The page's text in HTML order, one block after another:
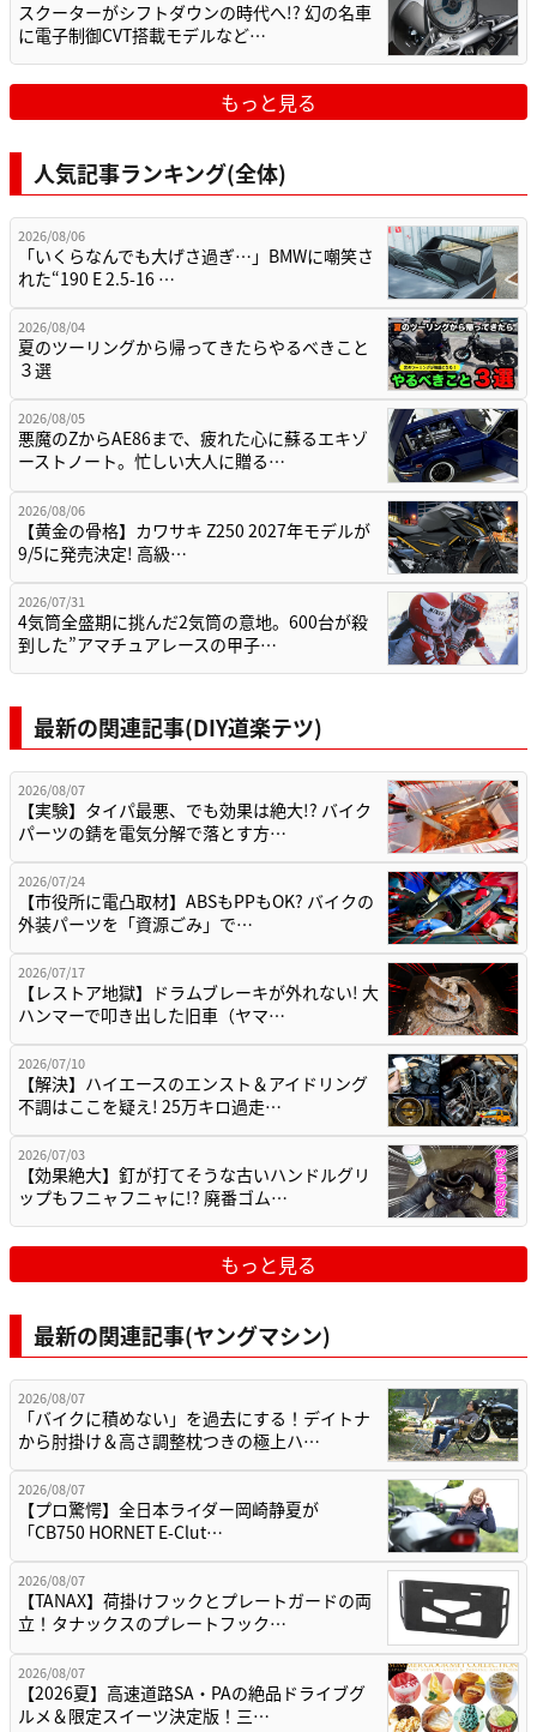
スクーターがシフトダウンの時代へ!? 幻の名車
に電子制御CVT搭載モデルなど…
もっと見る
人気記事ランキング(全体)
2026/08/06
「いくらなんでも大げさ過ぎ…」BMWに嘲笑さ
れた“190 E 2.5-16 …
2026/08/04
夏のツーリングから帰ってきたらやるべきこと
３選
2026/08/05
悪魔のZからAE86まで、疲れた心に蘇るエキゾ
ーストノート。忙しい大人に贈る…
2026/08/06
【黄金の骨格】カワサキ Z250 2027年モデルが
9/5に発売決定! 高級…
2026/07/31
4気筒全盛期に挑んだ2気筒の意地。600台が殺
到した”アマチュアレースの甲子…
最新の関連記事(DIY道楽テツ)
2026/08/07
【実験】タイパ最悪、でも効果は絶大!? バイク
パーツの錆を電気分解で落とす方…
2026/07/24
【市役所に電凸取材】ABSもPPもOK? バイクの
外装パーツを「資源ごみ」で…
2026/07/17
【レストア地獄】ドラムブレーキが外れない! 大
ハンマーで叩き出した旧車（ヤマ…
2026/07/10
【解決】ハイエースのエンスト＆アイドリング
不調はここを疑え! 25万キロ過走…
2026/07/03
【効果絶大】釘が打てそうな古いハンドルグリ
ップもフニャフニャに!? 廃番ゴム…
もっと見る
最新の関連記事(ヤングマシン)
2026/08/07
「バイクに積めない」を過去にする！デイトナ
から肘掛け＆高さ調整枕つきの極上ハ…
2026/08/07
【プロ驚愕】全日本ライダー岡崎静夏が
「CB750 HORNET E-Clut…
2026/08/07
【TANAX】荷掛けフックとプレートガードの両
立！タナックスのプレートフック…
2026/08/07
【2026夏】高速道路SA・PAの絶品ドライブグ
ルメ＆限定スイーツ決定版！三…